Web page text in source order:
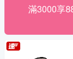
滿3000享